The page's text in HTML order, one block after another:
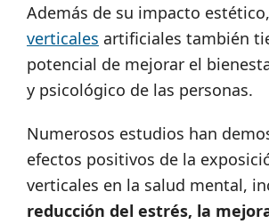
Además de su impacto
verticales artificiales también
potencial de mejorar el
y psicológico de las personas.
Numerosos estudios han
efectos positivos de la
verticales en la salud mental,
reducción del estrés, la